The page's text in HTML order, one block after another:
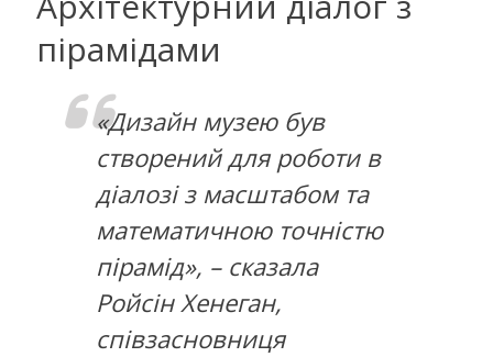
пірамідами
«Дизайн музею був
створений для роботи в
діалозі з масштабом та
математичною точністю
пірамід», – сказала
Ройсін Хенеган,
співзасновниця